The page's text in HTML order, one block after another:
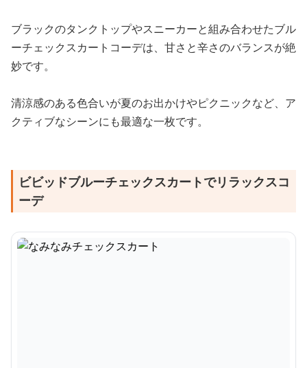
ブラックのタンクトップやスニーカーと組み合わせたブル
ーチェックスカートコーデは、甘さと辛さのバランスが絶
妙です。
清涼感のある色合いが夏のお出かけやピクニックなど、ア
クティブなシーンにも最適な一枚です。
ビビッドブルーチェックスカートでリラックスコ
ーデ